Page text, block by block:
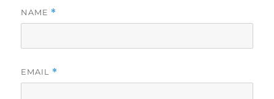
NAME *
EMAIL *